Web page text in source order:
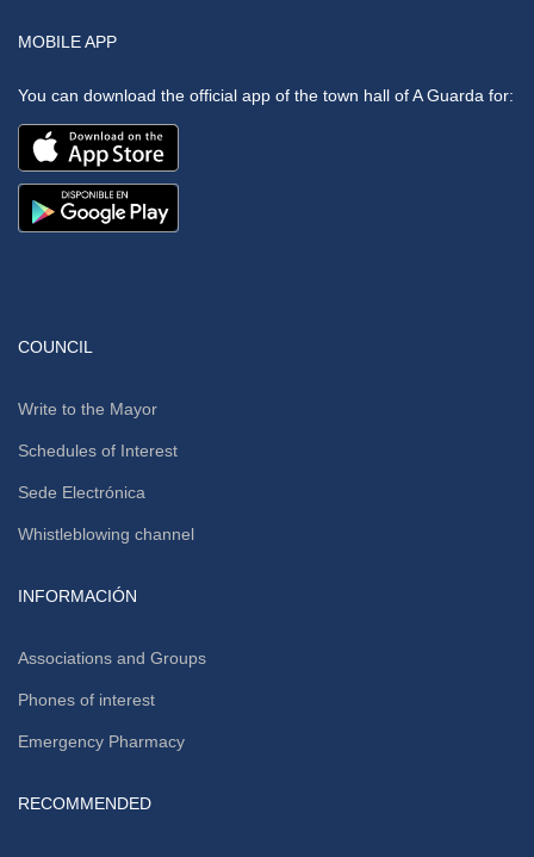
MOBILE APP
You can download the official app of the town hall of A Guarda for:
COUNCIL
Write to the Mayor
Schedules of Interest
Sede Electrónica
Whistleblowing channel
INFORMACIÓN
Associations and Groups
Phones of interest
Emergency Pharmacy
RECOMMENDED